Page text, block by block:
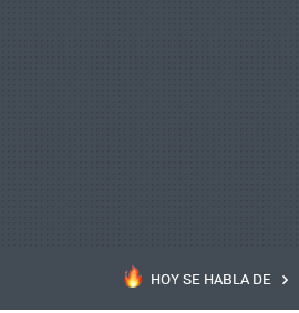
HOY SE HABLA DE